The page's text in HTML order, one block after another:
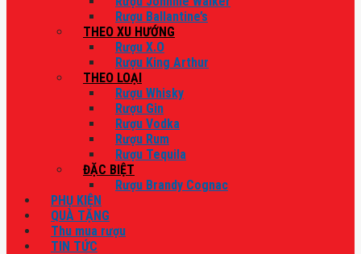
Rượu Ballantine’s
THEO XU HƯỚNG
Rượu X.O
Rượu King Arthur
THEO LOẠI
Rượu Whisky
Rượu Gin
Rượu Vodka
Rượu Rum
Rượu Tequila
ĐẶC BIỆT
Rượu Brandy Cognac
PHỤ KIỆN
QUÀ TẶNG
Thu mua rượu
TIN TỨC